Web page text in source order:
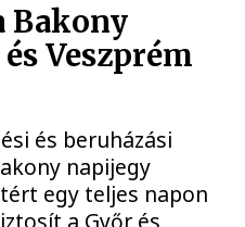
Bakony
Veszprém
és beruházási
napijegy
egy teljes napon
a Győr és